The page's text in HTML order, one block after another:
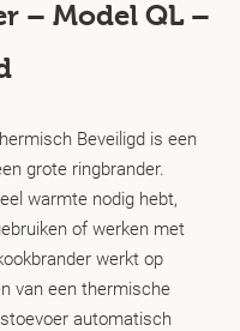
– Model QL –
Beveiligd is een
grote ringbrander.
warmte nodig hebt,
of werken met
werkt op
van een thermische
automatisch